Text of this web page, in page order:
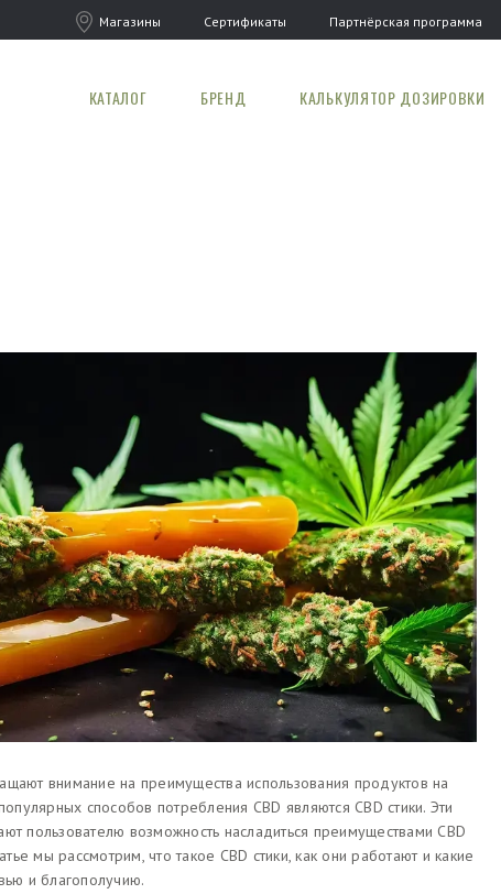
Магазины Сертификаты Партнёрская программа
КАТАЛОГ БРЕНД КАЛЬКУЛЯТОР ДОЗИРОВКИ
внимание на преимущества использования продуктов на
способов потребления CBD являются CBD стики. Эти
пользователю возможность насладиться преимуществами CBD
мы рассмотрим, что такое CBD стики, как они работают и какие
и благополучию.